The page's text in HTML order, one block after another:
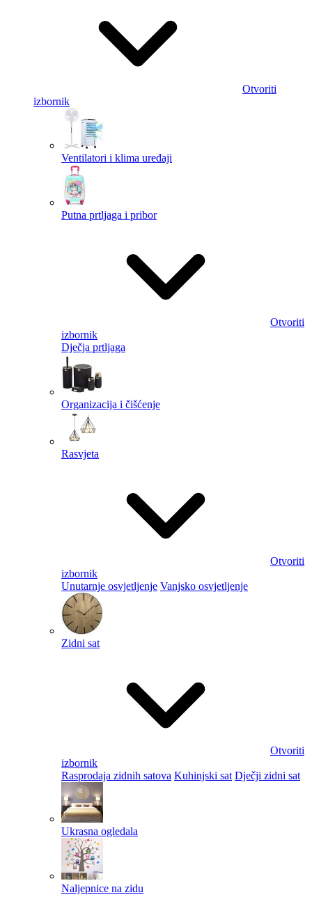
Otvoriti
izbornik
Ventilatori i klima uređaji
Putna prtljaga i pribor
Otvoriti
izbornik
Dječja prtljaga
Organizacija i čišćenje
Rasvjeta
Otvoriti
izbornik
Unutarnje osvjetljenje Vanjsko osvjetljenje
Zidni sat
Otvoriti
izbornik
Rasprodaja zidnih satova Kuhinjski sat Dječji zidni sat
Ukrasna ogledala
Naljepnice na zidu